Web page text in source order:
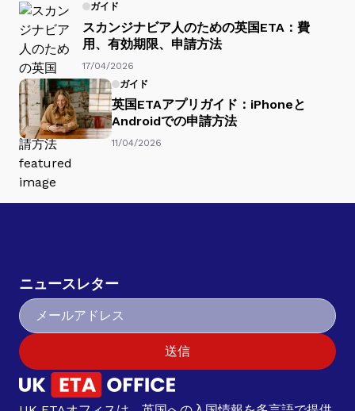
ガイド
スカンジナビア人のための英国ETA：費
用、有効期限、申請方法
17/04/2026
ガイド
英国ETAアプリガイド：iPhoneと
Androidでの申請方法
11/04/2026
ニュースレター
送信